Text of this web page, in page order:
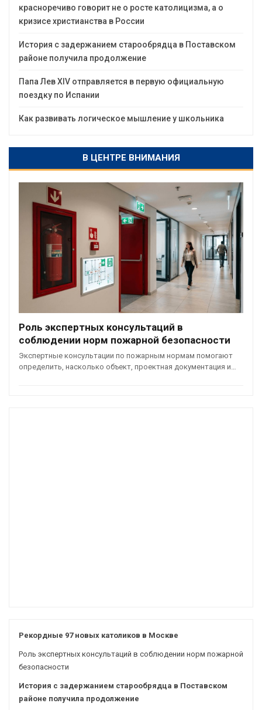
красноречиво говорит не о росте католицизма, а о
кризисе христианства в России
История с задержанием старообрядца в Поставском
районе получила продолжение
Папа Лев XIV отправляется в первую официальную
поездку по Испании
Как развивать логическое мышление у школьника
В ЦЕНТРЕ ВНИМАНИЯ
Роль экспертных консультаций в
соблюдении норм пожарной безопасности
Экспертные консультации по пожарным нормам помогают
определить, насколько объект, проектная документация и…
Рекордные 97 новых католиков в Москве
Роль экспертных консультаций в соблюдении норм пожарной
безопасности
История с задержанием старообрядца в Поставском
районе получила продолжение